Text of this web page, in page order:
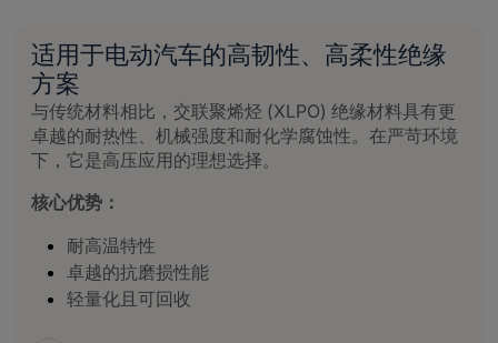
适用于电动汽车的高韧性、高柔性绝缘
方案
与传统材料相比，交联聚烯烃 (XLPO) 绝缘材料具有更
卓越的耐热性、机械强度和耐化学腐蚀性。在严苛环境
下，它是高压应用的理想选择。
核心优势：
耐高温特性
卓越的抗磨损性能
轻量化且可回收